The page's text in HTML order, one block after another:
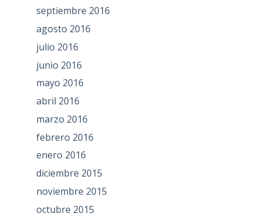
septiembre 2016
agosto 2016
julio 2016
junio 2016
mayo 2016
abril 2016
marzo 2016
febrero 2016
enero 2016
diciembre 2015
noviembre 2015
octubre 2015